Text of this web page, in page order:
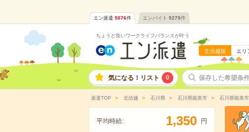
エン派遣 5076件 エンバイト 9279件
ちょうど良いワークライフバランスが叶う
北信越版 エリ
気になる！リスト 0 保存した希望条
派遣TOP 北信越 石川県 石川県能美市 石川県能美
平均時給: 1,350 円